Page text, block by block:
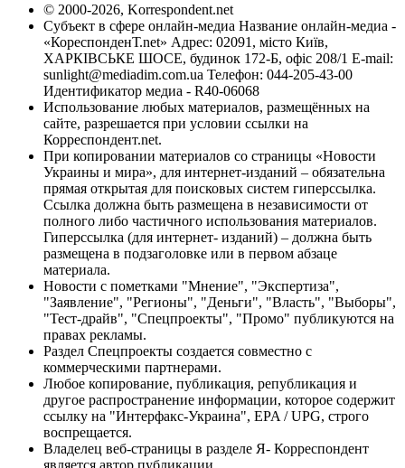
© 2000-2026, Korrespondent.net
Субъект в сфере онлайн-медиа Название онлайн-медиа -
«КореспонденТ.net» Адрес: 02091, місто Київ,
ХАРКІВСЬКЕ ШОСЕ, будинок 172-Б, офіс 208/1 E-mail:
sunlight@mediadim.com.ua Телефон: 044-205-43-00
Идентификатор медиа - R40-06068
Использование любых материалов, размещённых на
сайте, разрешается при условии ссылки на
Корреспондент.net.
При копировании материалов со страницы «Новости
Украины и мира», для интернет-изданий – обязательна
прямая открытая для поисковых систем гиперссылка.
Ссылка должна быть размещена в независимости от
полного либо частичного использования материалов.
Гиперссылка (для интернет- изданий) – должна быть
размещена в подзаголовке или в первом абзаце
материала.
Новости с пометками "Мнение", "Экспертиза",
"Заявление", "Регионы", "Деньги", "Власть", "Выборы",
"Тест-драйв", "Спецпроекты", "Промо" публикуются на
правах рекламы.
Раздел Спецпроекты создается совместно с
коммерческими партнерами.
Любое копирование, публикация, републикация и
другое распространение информации, которое содержит
ссылку на "Интерфакс-Украина", EPA / UPG, строго
воспрещается.
Владелец веб-страницы в разделе Я- Корреспондент
является автор публикации.